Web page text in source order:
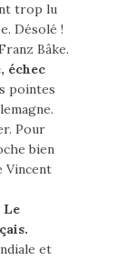
trop lu
Désolé !
Bâke.
échec
pointes
Pour
bien
Vincent
Le
et